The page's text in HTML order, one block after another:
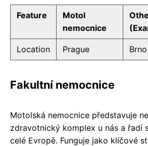
Feature
Motol
nemocnice
Location Prague Brno
Fakultní nemocnice
Motolská nemocnice představuje
zdravotnický komplex u nás a řadí
celé Evropě. Funguje jako klíčové